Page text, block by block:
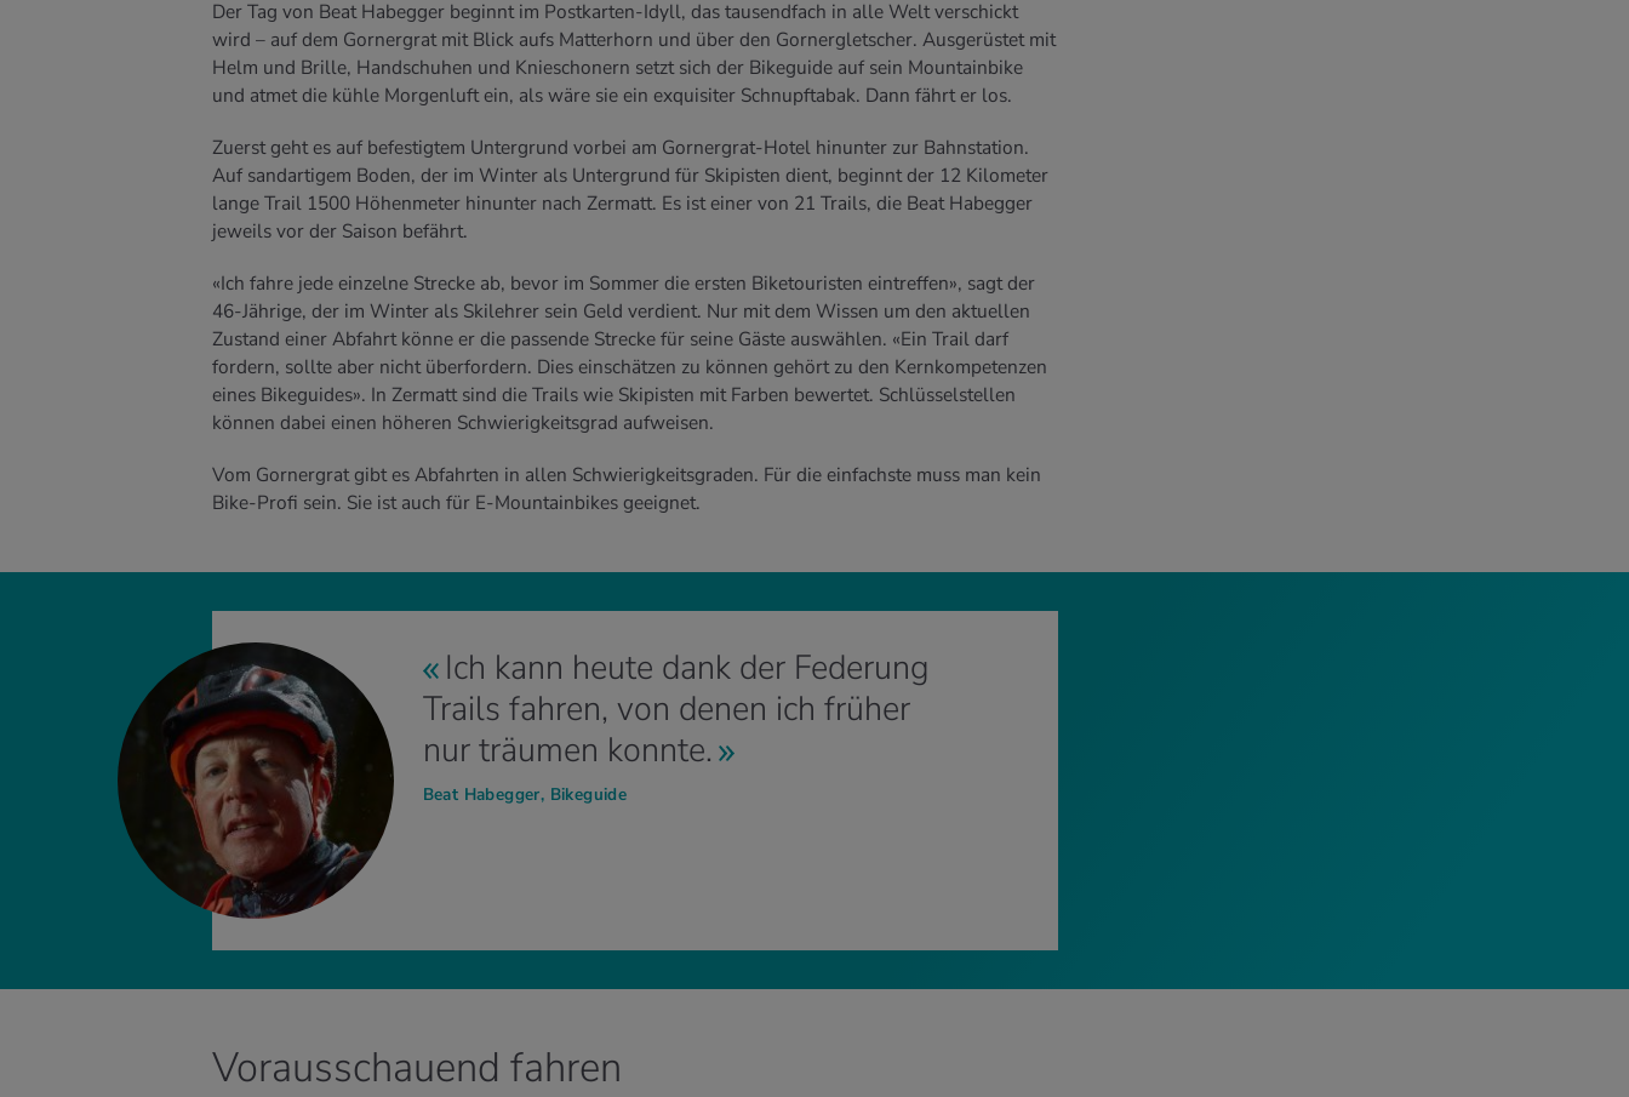
Der Tag von Beat Habegger beginnt im Postkarten-Idyll, das tausendfach in alle Welt verschickt
wird – auf dem Gornergrat mit Blick aufs Matterhorn und über den Gornergletscher. Ausgerüstet mit
Helm und Brille, Handschuhen und Knieschonern setzt sich der Bikeguide auf sein Mountainbike
und atmet die kühle Morgenluft ein, als wäre sie ein exquisiter Schnupftabak. Dann fährt er los.
Zuerst geht es auf befestigtem Untergrund vorbei am Gornergrat-Hotel hinunter zur Bahnstation.
Auf sandartigem Boden, der im Winter als Untergrund für Skipisten dient, beginnt der 12 Kilometer
lange Trail 1500 Höhenmeter hinunter nach Zermatt. Es ist einer von 21 Trails, die Beat Habegger
jeweils vor der Saison befährt.
«Ich fahre jede einzelne Strecke ab, bevor im Sommer die ersten Biketouristen eintreffen», sagt der
46-Jährige, der im Winter als Skilehrer sein Geld verdient. Nur mit dem Wissen um den aktuellen
Zustand einer Abfahrt könne er die passende Strecke für seine Gäste auswählen. «Ein Trail darf
fordern, sollte aber nicht überfordern. Dies einschätzen zu können gehört zu den Kernkompetenzen
eines Bikeguides». In Zermatt sind die Trails wie Skipisten mit Farben bewertet. Schlüsselstellen
können dabei einen höheren Schwierigkeitsgrad aufweisen.
Vom Gornergrat gibt es Abfahrten in allen Schwierigkeitsgraden. Für die einfachste muss man kein
Bike-Profi sein. Sie ist auch für E-Mountainbikes geeignet.
Ich kann heute dank der Federung
Trails fahren, von denen ich früher
nur träumen konnte.
Beat Habegger, Bikeguide
Vorausschauend fahren